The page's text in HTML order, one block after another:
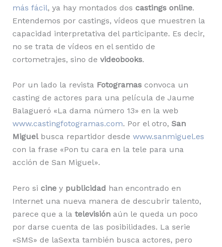
más fácil, ya hay montados dos castings online.
Entendemos por castings, vídeos que muestren la
capacidad interpretativa del participante. Es decir,
no se trata de vídeos en el sentido de
cortometrajes, sino de videobooks.
Por un lado la revista Fotogramasconvoca un
casting de actores para una película de Jaume
Balagueró «La dama número 13» en la web
www.castingfotogramas.com. Por el otro, San
Miguelbusca repartidor desde www.sanmiguel.es
con la frase «Pon tu cara en la tele para una
acción de San Miguel».
Pero si ciney publicidad han encontrado en
Internet una nueva manera de descubrir talento,
parece que a la televisiónaún le queda un poco
por darse cuenta de las posibilidades. La serie
«SMS» de laSexta también busca actores, pero